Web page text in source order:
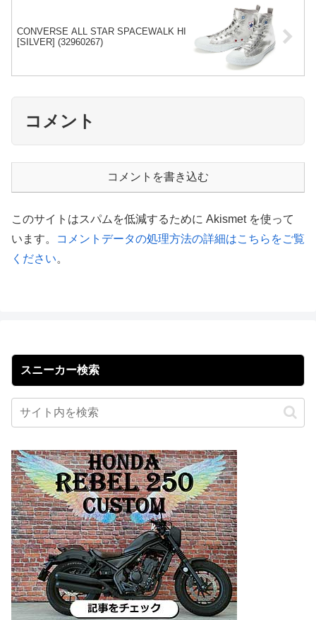
CONVERSE ALL STAR SPACEWALK HI
[SILVER] (32960267)
コメント
コメントを書き込む
このサイトはスパムを低減するために Akismet を使って
います。
コメントデータの処理方法の詳細はこちらをご覧
ください。
スニーカー検索